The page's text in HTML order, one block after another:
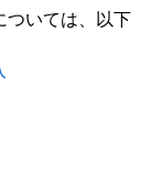
ついては、以下